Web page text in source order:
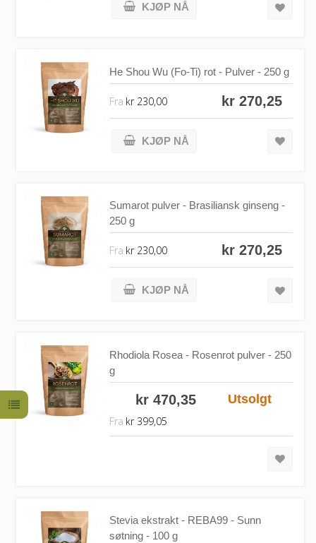
KJØP NÅ
He Shou Wu (Fo-Ti) rot - Pulver - 250 g
kr 270,25
Fra kr 230,00
KJØP NÅ
Sumarot pulver - Brasiliansk ginseng -
250 g
kr 270,25
Fra kr 230,00
KJØP NÅ
Rhodiola Rosea - Rosenrot pulver - 250
g
Utsolgt
kr 470,35
Fra kr 399,05
Stevia ekstrakt - REBA99 - Sunn
søtning - 100 g